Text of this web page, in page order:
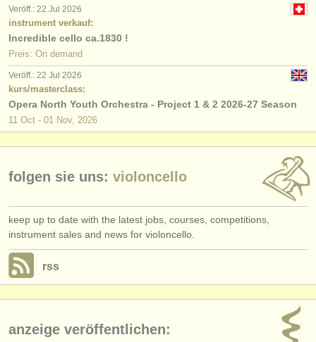
Veröff.: 22 Jul 2026
instrument verkauf:
Incredible cello ca.1830 !
Preis: On demand
Veröff.: 22 Jul 2026
kurs/masterclass:
Opera North Youth Orchestra - Project 1 & 2 2026-27 Season
11 Oct - 01 Nov, 2026
folgen sie uns: violoncello
keep up to date with the latest jobs, courses, competitions,
instrument sales and news for violoncello.
rss
anzeige veröffentlichen: